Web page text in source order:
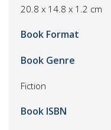
20.8 x 14.8 x 1.2 cm
Book Format
Book Genre
Fiction
Book ISBN